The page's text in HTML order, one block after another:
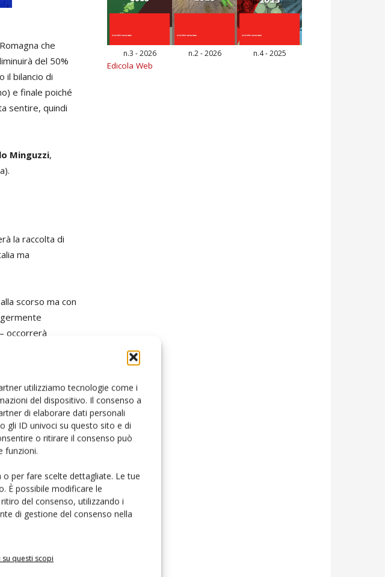
utilizziamo tecnologie come i
del dispositivo. Il consenso a
di elaborare dati personali
gli ID univoci su questo sito e di
o ritirare il consenso può
funzioni.
per fare scelte dettagliate. Le tue
È possibile modificare le
del consenso, utilizzando i
di gestione del consenso nella
questi scopi
che
del 50%
il bilancio di
e finale poiché
sentire, quindi
Minguzzi,
la raccolta di
ma
scorso ma con
occorrerà
calibro
ai
rinnovata
in Emilia
la
n.3 - 2026 n.2 - 2026 n.4 - 2025
Edicola Web